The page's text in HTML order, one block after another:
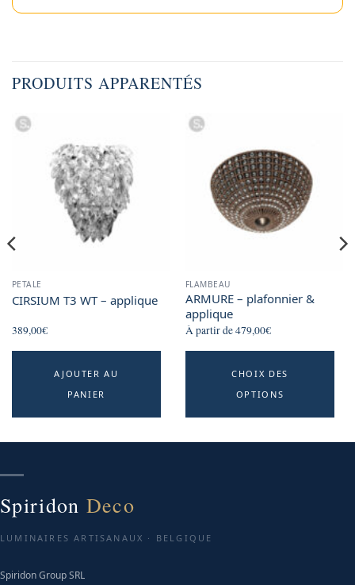
PRODUITS APPARENTÉS
PETALE
CIRSIUM T3 WT – applique
389,00€
AJOUTER AU
PANIER
FLAMBEAU
ARMURE – plafonnier &
applique
À partir de479,00€
CHOIX DES
OPTIONS
Spiridon Deco
LUMINAIRES ARTISANAUX · BELGIQUE
Spiridon Group SRL